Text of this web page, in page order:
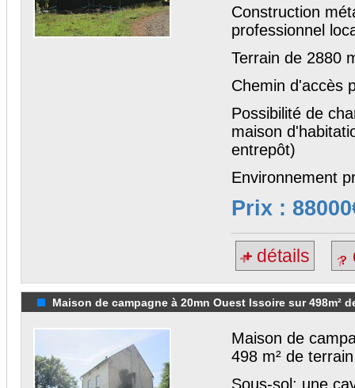
Construction
professionnel
Terrain de 2880
Chemin d'accès
Possibilité de
maison
entrepôt)
Environnement
Prix :
détails
Maison de campagne à 20mn Ouest Issoire sur 498m²
Maison de
498 m² de
Sous-sol: une